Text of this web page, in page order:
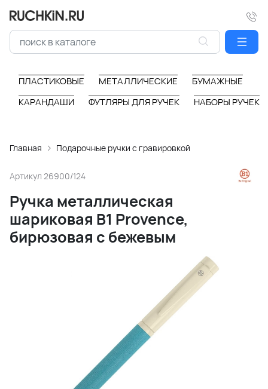
ПЛАСТИКОВЫЕ МЕТАЛЛИЧЕСКИЕ
БУМАЖНЫЕ
КАРАНДАШИ
ФУТЛЯРЫ ДЛЯ РУЧЕК НАБОРЫ РУЧЕК
Главная Подарочные ручки с гравировкой
Артикул 26900/124
Ручка металлическая
шариковая B1 Provence,
бирюзовая с бежевым